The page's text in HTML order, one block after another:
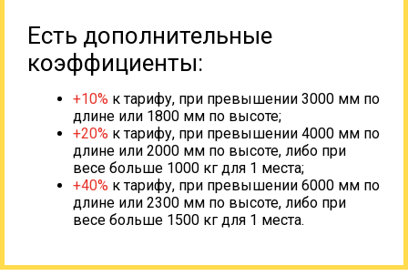
Есть дополнительные
коэффициенты:
+10% к тарифу, при превышении 3000 мм по
длине или 1800 мм по высоте;
+20% к тарифу, при превышении 4000 мм по
длине или 2000 мм по высоте, либо при
весе больше 1000 кг для 1 места;
+40% к тарифу, при превышении 6000 мм по
длине или 2300 мм по высоте, либо при
весе больше 1500 кг для 1 места.